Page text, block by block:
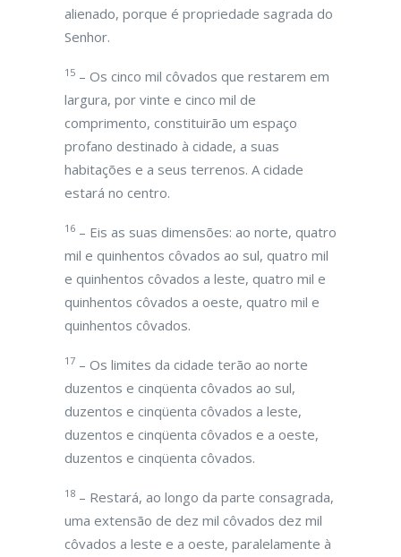
alienado, porque é propriedade sagrada do
Senhor.
15 – Os cinco mil côvados que restarem em
largura, por vinte e cinco mil de
comprimento, constituirão um espaço
profano destinado à cidade, a suas
habitações e a seus terrenos. A cidade
estará no centro.
16 – Eis as suas dimensões: ao norte, quatro
mil e quinhentos côvados ao sul, quatro mil
e quinhentos côvados a leste, quatro mil e
quinhentos côvados a oeste, quatro mil e
quinhentos côvados.
17 – Os limites da cidade terão ao norte
duzentos e cinqüenta côvados ao sul,
duzentos e cinqüenta côvados a leste,
duzentos e cinqüenta côvados e a oeste,
duzentos e cinqüenta côvados.
18 – Restará, ao longo da parte consagrada,
uma extensão de dez mil côvados dez mil
côvados a leste e a oeste, paralelamente à